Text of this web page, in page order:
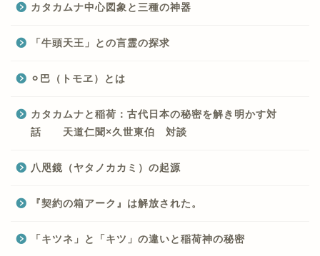
カタカムナ中心図象と三種の神器
「牛頭天王」との言霊の探求
⚪︎巴（トモヱ）とは
カタカムナと稲荷：古代日本の秘密を解き明かす対
話 天道仁聞×久世東伯 対談
八咫鏡（ヤタノカカミ）の起源
『契約の箱アーク』は解放された。
「キツネ」と「キツ」の違いと稲荷神の秘密